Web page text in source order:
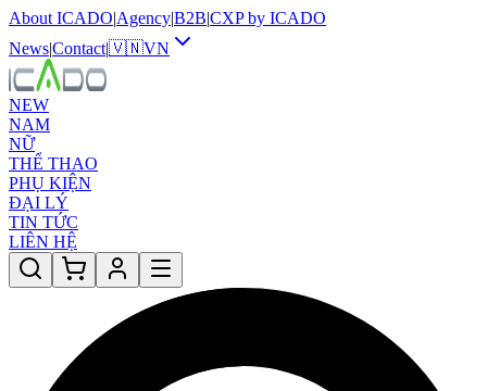
About ICADO|Agency|B2B|CXP by ICADO
News|Contact|🇻🇳VN
NEW
NAM
NỮ
THỂ THAO
PHỤ KIỆN
ĐẠI LÝ
TIN TỨC
LIÊN HỆ